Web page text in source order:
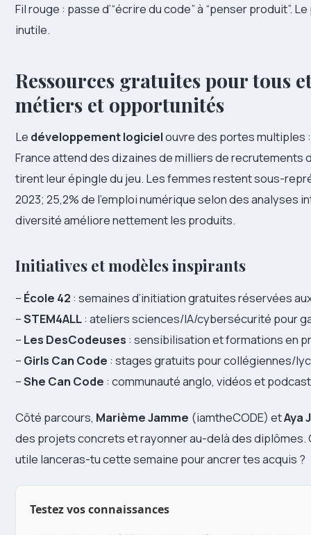
Fil rouge : passe d’“écrire du code” à “penser produit”.
inutile.
Ressources gratuites pour tous
métiers et opportunités
Le développement logicielouvre des portes multiples :
France attend des dizaines de milliers de recrutements
tirent leur épingle du jeu. Les femmes restent sous-
2023; 25,2% de l’emploi numérique selon des analyses
diversité améliore nettement les produits.
Initiatives et modèles inspirants
– École 42 : semaines d’initiation gratuites réservées
–STEM4ALL: ateliers sciences/IA/cybersécurité pour
– Les DesCodeuses : sensibilisation et formations en
– Girls Can Code : stages gratuits pour collégiennes/
–She Can Code : communauté anglo, vidéos et
Côté parcours, Marième Jamme (iamtheCODE) etAya
des projets concrets et rayonner au-delà des
utile lanceras-tu cette semaine pour ancrer tes acquis ?
Testez vos connaissances